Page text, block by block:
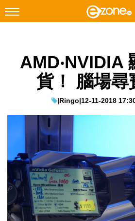
Facebook Instagram
遊戲動漫
EduTech
IT Times
生成式AI與雲端應用
Enterprise Digital Transformation
AMD‧NVIDIA
貨！ 腦場尋
|Ringo|12-11-2018